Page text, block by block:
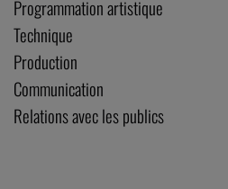
Programmation artistique
Technique
Production
Communication
Relations avec les publics